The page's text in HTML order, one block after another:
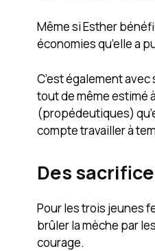
Même si Esther
économies qu’elle a
C’est également avec
tout de même estimé
(propédeutiques)
compte travailler à
Des
Pour les trois jeunes
brûler la mèche par
courage.